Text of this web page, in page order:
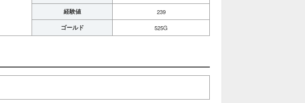
経験値 239
ゴールド 525G